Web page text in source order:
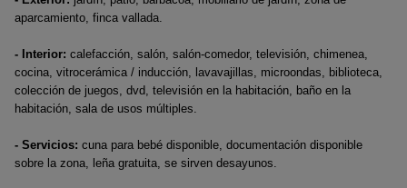
aparcamiento, finca vallada.
- Interior: calefacción, salón, salón-comedor, televisión, chimenea,
cocina, vitrocerámica / inducción, lavavajillas, microondas, biblioteca,
colección de juegos, dvd, televisión en la habitación, baño en la
habitación, sala de usos múltiples.
- Servicios: cuna para bebé disponible, documentación disponible
sobre la zona, leña gratuita, se sirven desayunos.